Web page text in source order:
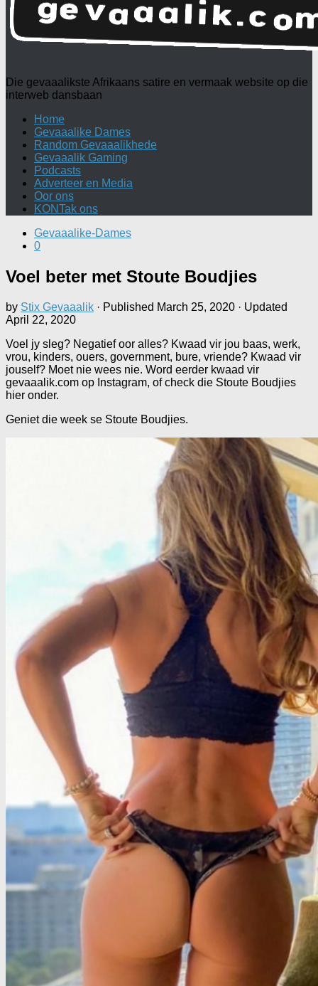
Die gevaaalikste Afrikaans satire en vermaak website op die
interweb dansbaan
Home
Gevaaalike Dames
Random Gevaaalikhede
Gevaaalik Gaming
Podcasts
Adverteer en Media
Oor ons
KONTak ons
Gevaaalike-Dames
0
Voel beter met Stoute Boudjies
by Stix Gevaaalik · Published March 25, 2020 · Updated
April 22, 2020
Voel jy sleg? Negatief oor alles? Kwaad vir jou baas, werk,
vrou, kinders, ouers, government, bure, vriende? Kwaad vir
jouself? Moet nie wees nie. Word eerder kwaad vir
gevaaalik.com op Instagram, of check die Stoute Boudjies
hier onder.
Geniet die week se Stoute Boudjies.